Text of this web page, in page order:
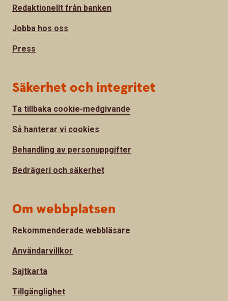
Redaktionellt från banken
Jobba hos oss
Press
Säkerhet och integritet
Ta tillbaka cookie-medgivande
Så hanterar vi cookies
Behandling av personuppgifter
Bedrägeri och säkerhet
Om webbplatsen
Rekommenderade webbläsare
Användarvillkor
Sajtkarta
Tillgänglighet